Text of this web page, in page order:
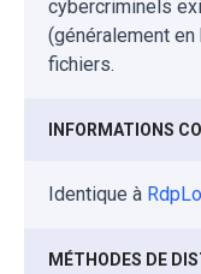
cybercriminels
(généralement
fichiers.
INFORMATIONS
Identique à
MÉTHODES DE